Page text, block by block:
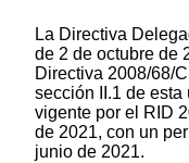
La Directiva
de 2 de octubre de
Directiva 2008/68/
sección II.1 de
vigente por el RID
de 2021, con un
junio de 2021.